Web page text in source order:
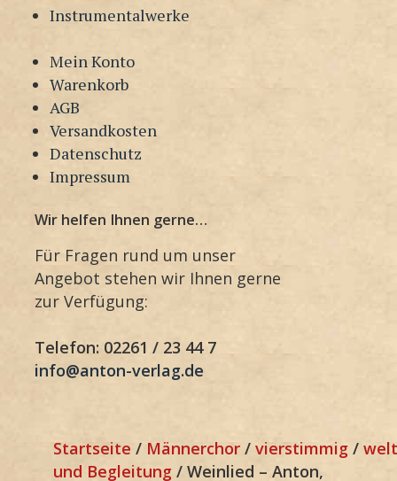
Instrumentalwerke
Mein Konto
Warenkorb
AGB
Versandkosten
Datenschutz
Impressum
Wir helfen Ihnen gerne…
Für Fragen rund um unser
Angebot stehen wir Ihnen gerne
zur Verfügung:
Telefon: 02261 / 23 44 7
info@anton-verlag.de
Startseite / Männerchor / vierstimmig /
und Begleitung / Weinlied – Anton,